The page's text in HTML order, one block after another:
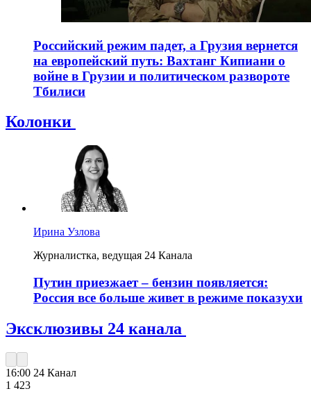
Российский режим падет, а Грузия вернется
на европейский путь: Вахтанг Кипиани о
войне в Грузии и политическом развороте
Тбилиси
Колонки
Ирина Узлова
Журналистка, ведущая 24 Канала
Путин приезжает – бензин появляется:
Россия все больше живет в режиме показухи
Эксклюзивы 24 канала
16:00 24 Канал
1 423